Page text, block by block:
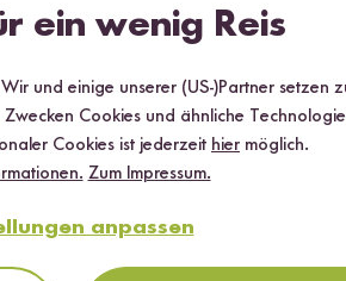
schreib jetzt die erste Bewertung und teile
ein wenig Reis
und einige unserer (US-)Partner setzen
Zwecken Cookies und ähnliche
Cookies ist jederzeit hier möglich.
Zum Impressum.
anpassen